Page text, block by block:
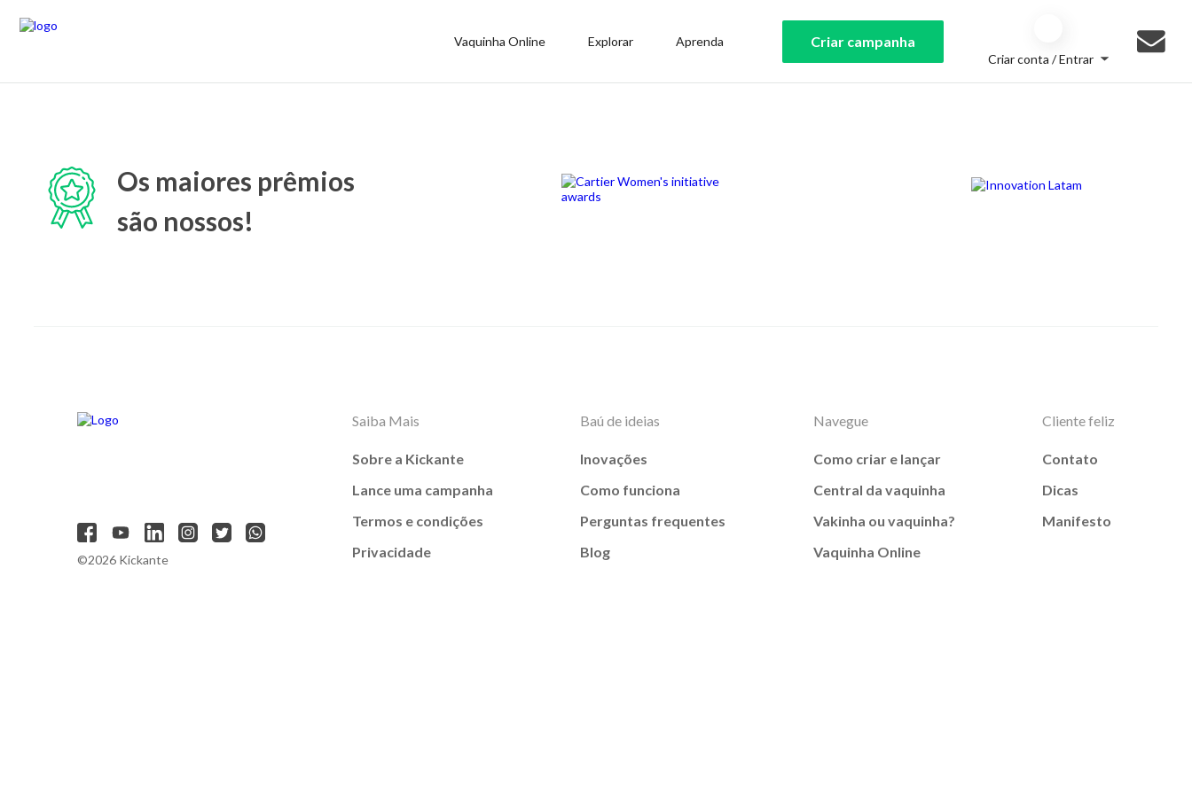
Vaquinha Online Explorar Aprenda Criar campanha
Criar conta / Entrar
Os maiores prêmios
são nossos!
©2026 Kickante
Saiba Mais
Sobre a Kickante
Lance uma campanha
Termos e condições
Privacidade
Baú de ideias
Inovações
Como funciona
Perguntas frequentes
Blog
Navegue
Como criar e lançar
Central da vaquinha
Vakinha ou vaquinha?
Vaquinha Online
Cliente feliz
Contato
Dicas
Manifesto